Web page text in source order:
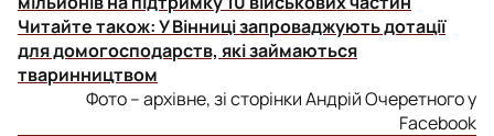
Читайте також:У Вінниці запроваджують дотації
для домогосподарств, які займаються
тваринництвом
Фото – архівне, зі сторінки Андрій Очеретного у
Facebook